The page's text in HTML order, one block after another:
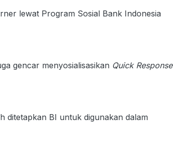
lewat Program Sosial Bank Indonesia
gencar menyosialisasikan Quick Response
ditetapkan BI untuk digunakan dalam